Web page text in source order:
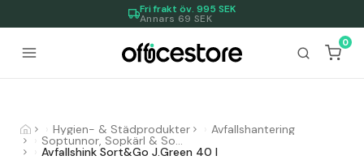
Fri frakt öv. 995 SEK
Annars 69 SEK
0
Hygien- & Städprodukter Avfallshantering
Soptunnor, Sopkärl & Sopsorteringskärl
Avfallshink Sort&Go J.Green 40 l